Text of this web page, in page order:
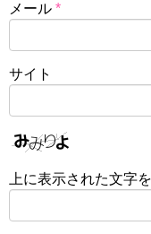
メール *
サイト
上に表示された文字